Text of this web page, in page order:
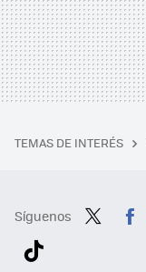
TEMAS DE INTERÉS
Síguenos